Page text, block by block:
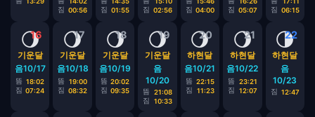
짐 00:56
짐 01:55
짐 02:56
짐 04:00
짐 05:07
짐 06:15
16
🌖
기운달
음10/17
뜸 18:02
짐 07:24
17
🌖
기운달
음10/18
뜸
19:00
짐 08:32
18
🌖
기운달
음10/19
뜸 20:02
짐 09:35
19
🌖
기운달
음
10/20
뜸
21:08
짐
10:33
20
🌖
하현달
음10/21
뜸 22:15
짐
11:23
21
🌖
하현달
음10/22
뜸
23:21
짐
12:07
22
🌗
하현달
음
10/23
짐 12:47